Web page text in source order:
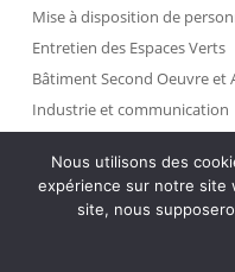
Mise à disposition de
Entretien des Espaces Verts
Bâtiment Second Oeuvre et
Industrie et communication
Intranet
Nous utilisons des
expérience sur notre site
site, nous